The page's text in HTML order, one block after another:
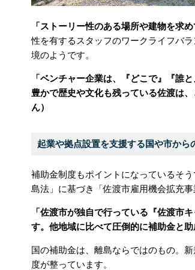
「ストーリー性のある場所や建物を求
性を有するスタッフのワークライフバ
境のようです。
「ベンチャー企業は、『どこで』『誰
豊かで歴史や文化も残っている佐渡は
ん）
起業や拠点設置を支援する国や市から
補助金制度もポイントになっているそ
島法」に基づき「佐渡市雇用機会拡充
「佐渡市が独自で行っている『佐渡市
す。他地域に比べて圧倒的に補助金と
国の補助金は、離島ならではのもの。
度が整っています。